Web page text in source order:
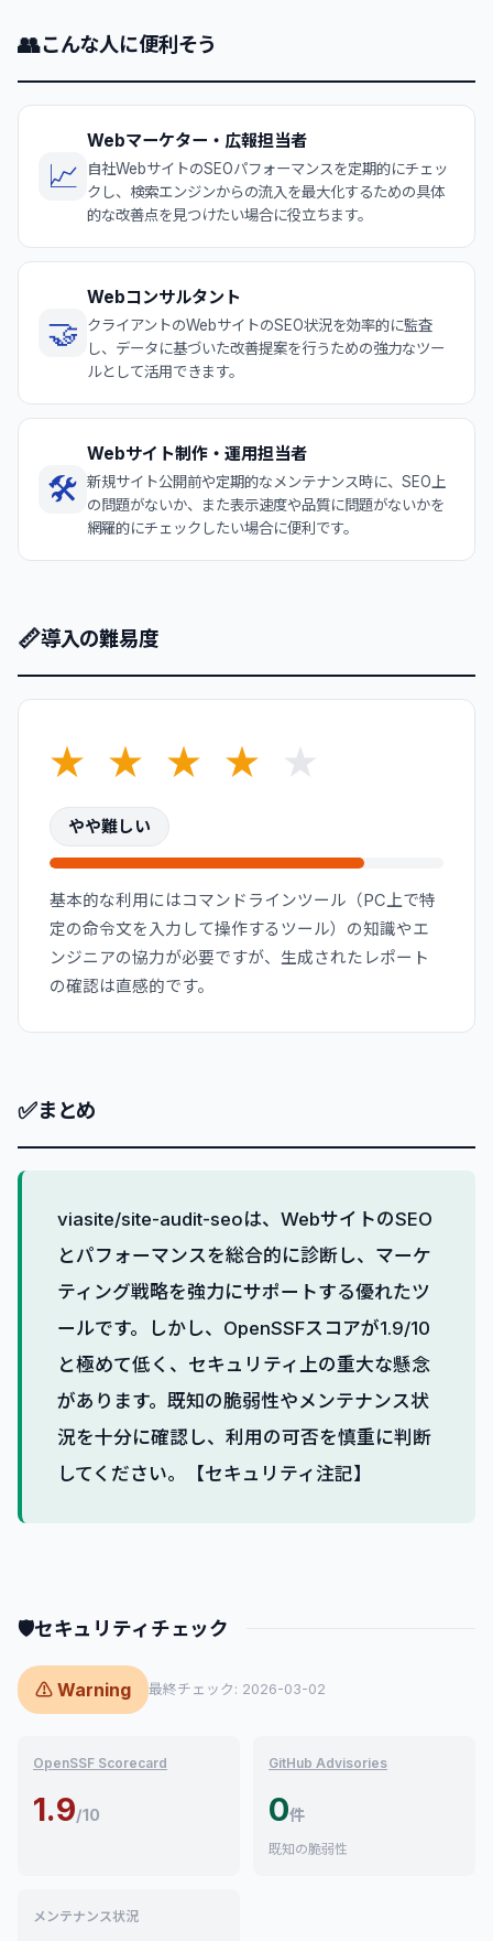
👥こんな人に便利そう
📈
Webマーケター・広報担当者
自社WebサイトのSEOパフォーマンスを定期的にチェッ
クし、検索エンジンからの流入を最大化するための具体
的な改善点を見つけたい場合に役立ちます。
🤝
Webコンサルタント
クライアントのWebサイトのSEO状況を効率的に監査
し、データに基づいた改善提案を行うための強力なツー
ルとして活用できます。
🛠️
Webサイト制作・運用担当者
新規サイト公開前や定期的なメンテナンス時に、SEO上
の問題がないか、また表示速度や品質に問題がないかを
網羅的にチェックしたい場合に便利です。
📏導入の難易度
★ ★ ★ ★ ★
やや難しい
基本的な利用にはコマンドラインツール（PC上で特
定の命令文を入力して操作するツール）の知識やエ
ンジニアの協力が必要ですが、生成されたレポート
の確認は直感的です。
✅まとめ
viasite/site-audit-seoは、WebサイトのSEO
とパフォーマンスを総合的に診断し、マーケ
ティング戦略を強力にサポートする優れたツ
ールです。しかし、OpenSSFスコアが1.9/10
と極めて低く、セキュリティ上の重大な懸念
があります。既知の脆弱性やメンテナンス状
況を十分に確認し、利用の可否を慎重に判断
してください。【セキュリティ注記】
🛡セキュリティチェック
⚠ Warning 最終チェック: 2026-03-02
OpenSSF Scorecard
1.9/10
GitHub Advisories
0件
既知の脆弱性
メンテナンス状況